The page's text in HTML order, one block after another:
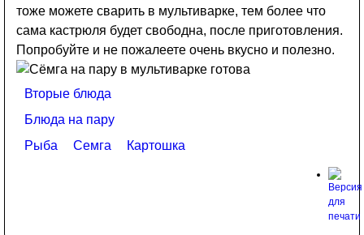
тоже можете сварить в мультиварке, тем более что
сама кастрюля будет свободна, после приготовления.
Попробуйте и не пожалеете очень вкусно и полезно.
Вторые блюда
Блюда на пару
Рыба
Семга Картошка